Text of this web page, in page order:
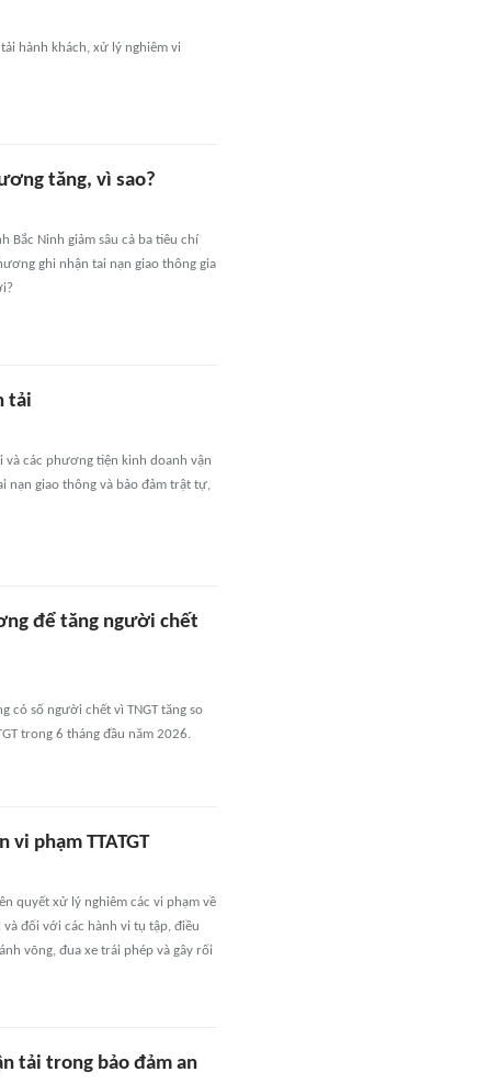
hành khách, xử lý nghiêm vi
tăng, vì sao?
Bắc Ninh giảm sâu cả ba tiêu chí
ghi nhận tai nạn giao thông gia
tải
và các phương tiện kinh doanh vận
nạn giao thông và bảo đảm trật tự,
để tăng người chết
có số người chết vì TNGT tăng so
trong 6 tháng đầu năm 2026.
phạm TTATGT
quyết xử lý nghiêm các vi phạm về
đối với các hành vi tụ tập, điều
võng, đua xe trái phép và gây rối
tải trong bảo đảm an